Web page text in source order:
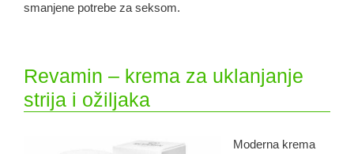
smanjene potrebe za seksom.
Revamin – krema za uklanjanje
strija i ožiljaka
Moderna krema